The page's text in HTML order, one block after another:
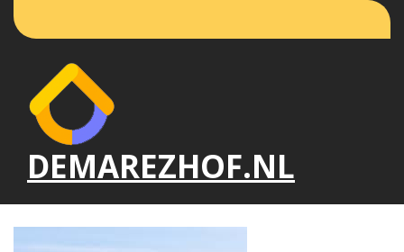
de
DEMAREZHOF.NL